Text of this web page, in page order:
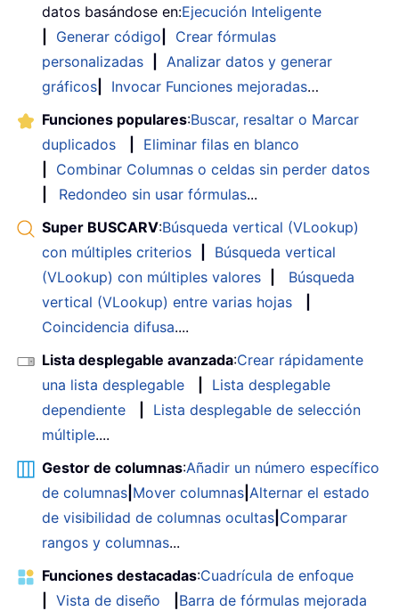
datos basándose en:Ejecución Inteligente
Generar código
Crear fórmulas
personalizadas
Analizar datos y generar
gráficos
Invocar Funciones mejoradas…
Funciones populares:Buscar, resaltar o Marcar
duplicados
Eliminar filas en blanco
Combinar Columnas o celdas sin perder datos
Redondeo sin usar fórmulas...
Super BUSCARV:Búsqueda vertical (VLookup)
con múltiples criterios
Búsqueda vertical
(VLookup) con múltiples valores
Búsqueda
vertical (VLookup) entre varias hojas
Coincidencia difusa....
Lista desplegable avanzada:Crear rápidamente
una lista desplegable
Lista desplegable
dependiente
Lista desplegable de selección
múltiple....
Gestor de columnas:Añadir un número específico
de columnas Mover columnas Alternar el estado
de visibilidad de columnas ocultas Comparar
rangos y columnas...
Funciones destacadas:Cuadrícula de enfoque
Vista de diseño
Barra de fórmulas mejorada